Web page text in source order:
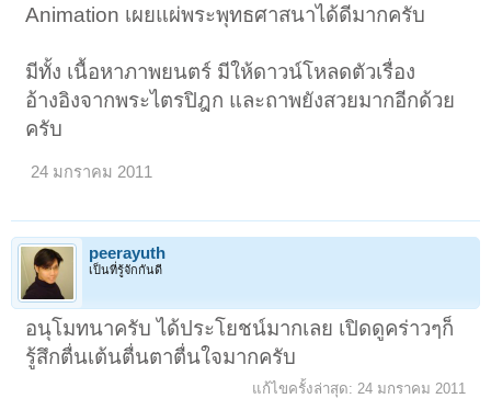
Animation เผยแผ่พระพุทธศาสนาได้ดีมากครับ
มีทั้ง เนื้อหาภาพยนตร์ มีให้ดาวน์โหลดตัวเรื่อง
อ้างอิงจากพระไตรปิฎก และถาพยังสวยมากอีกด้วย
ครับ
24 มกราคม 2011
peerayuth
เป็นที่รู้จักกันดี
อนุโมทนาครับ ได้ประโยชน์มากเลย เปิดดูคร่าวๆก็
รู้สึกตื่นเต้นตื่นตาตื่นใจมากครับ
แก้ไขครั้งล่าสุด: 24 มกราคม 2011